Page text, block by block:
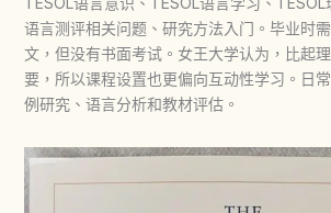
语言测评相关问题、研究方法入门。毕业时
文，但没有书面考试。女王大学认为，比起
要，所以课程设置也更偏向互动性学习。日
例研究、语言分析和教材评估。